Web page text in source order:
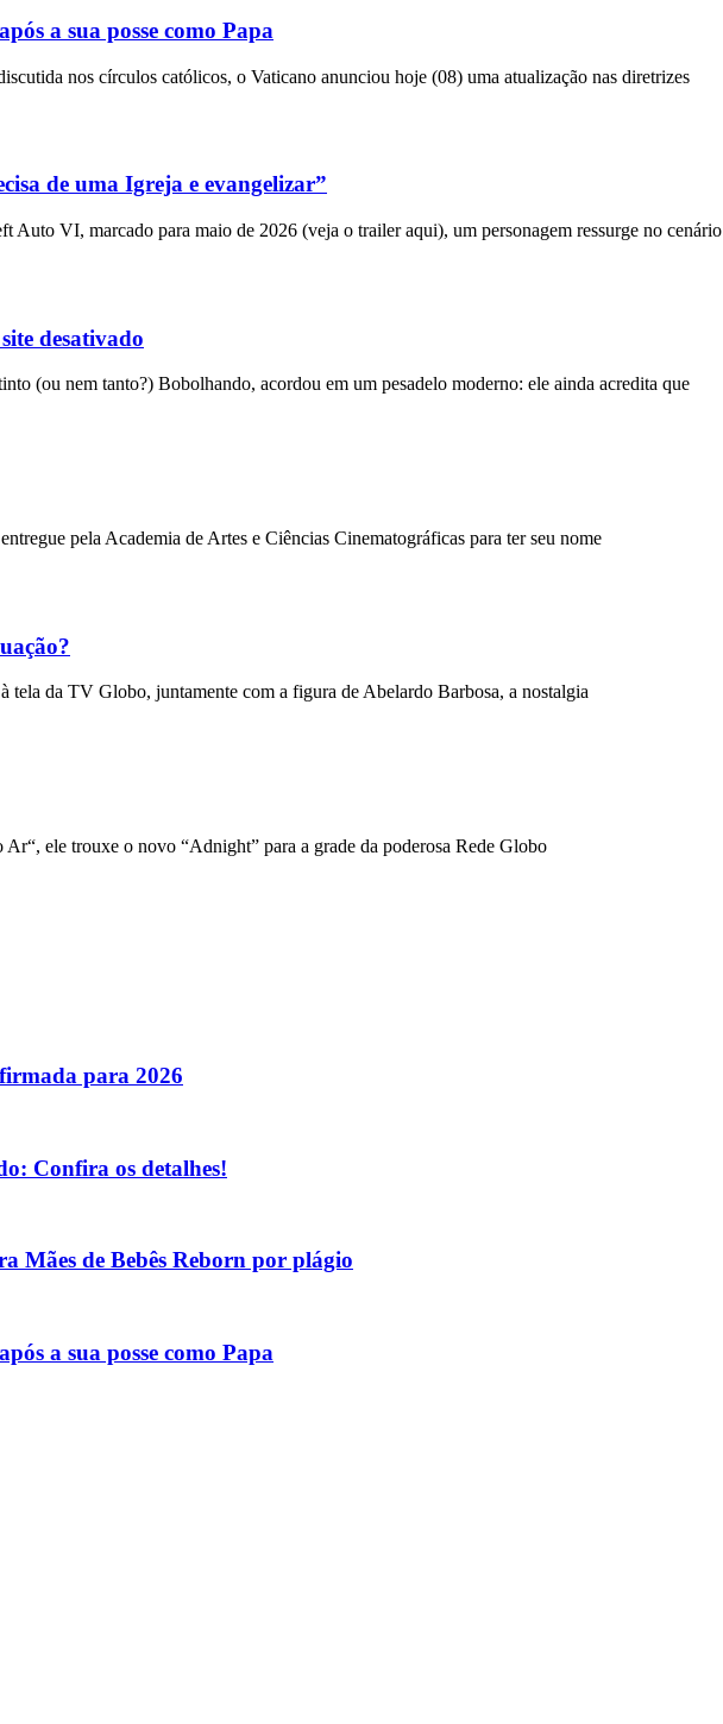
a sua posse como Papa
nos círculos católicos, o Vaticano anunciou hoje (08) uma atualização nas diretrizes
de uma Igreja e evangelizar”
Auto VI, marcado para maio de 2026 (veja o trailer aqui), um personagem ressurge no cenário
desativado
(ou nem tanto?) Bobolhando, acordou em um pesadelo moderno: ele ainda acredita que
pela Academia de Artes e Ciências Cinematográficas para ter seu nome
da TV Globo, juntamente com a figura de Abelardo Barbosa, a nostalgia
ele trouxe o novo “Adnight” para a grade da poderosa Rede Globo
para 2026
Confira os detalhes!
Mães de Bebês Reborn por plágio
a sua posse como Papa